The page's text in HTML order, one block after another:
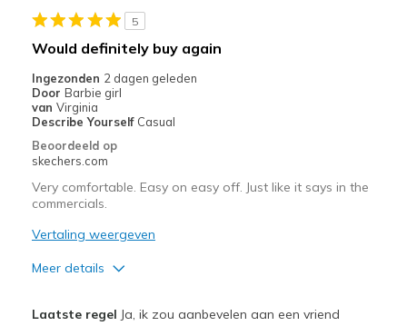
5
Would definitely buy again
Ingezonden 2 dagen geleden
Door Barbie girl
van Virginia
Describe Yourself Casual
Beoordeeld op
skechers.com
Very comfortable. Easy on easy off. Just like it says in the
commercials.
Vertaling weergeven
Meer details
Laatste regel Ja, ik zou aanbevelen aan een vriend